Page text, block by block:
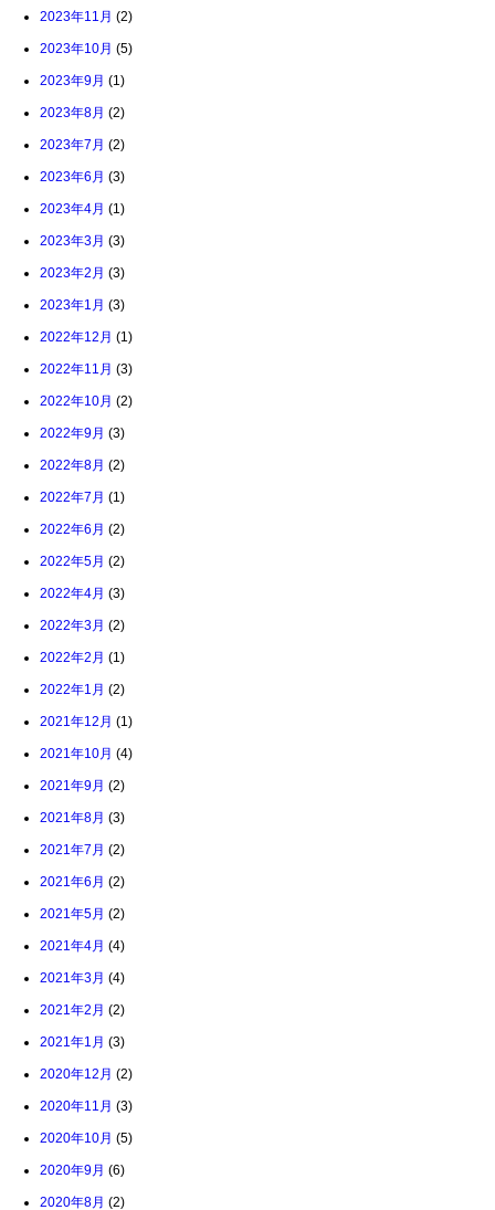
2023年11月 (2)
2023年10月 (5)
2023年9月 (1)
2023年8月 (2)
2023年7月 (2)
2023年6月 (3)
2023年4月 (1)
2023年3月 (3)
2023年2月 (3)
2023年1月 (3)
2022年12月 (1)
2022年11月 (3)
2022年10月 (2)
2022年9月 (3)
2022年8月 (2)
2022年7月 (1)
2022年6月 (2)
2022年5月 (2)
2022年4月 (3)
2022年3月 (2)
2022年2月 (1)
2022年1月 (2)
2021年12月 (1)
2021年10月 (4)
2021年9月 (2)
2021年8月 (3)
2021年7月 (2)
2021年6月 (2)
2021年5月 (2)
2021年4月 (4)
2021年3月 (4)
2021年2月 (2)
2021年1月 (3)
2020年12月 (2)
2020年11月 (3)
2020年10月 (5)
2020年9月 (6)
2020年8月 (2)